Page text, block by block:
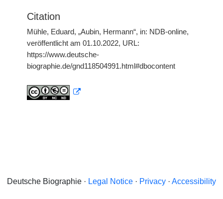
Citation
Mühle, Eduard, „Aubin, Hermann“, in: NDB-online,
veröffentlicht am 01.10.2022, URL:
https://www.deutsche-
biographie.de/gnd118504991.html#dbocontent
Deutsche Biographie · Legal Notice · Privacy · Accessibility